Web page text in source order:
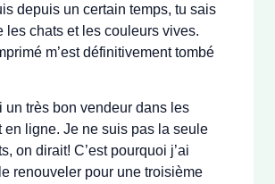
depuis un certain temps, tu sais
les chats et les couleurs vives.
m’est définitivement tombé
un très bon vendeur dans les
en ligne. Je ne suis pas la seule
on dirait! C’est pourquoi j’ai
renouveler pour une troisième